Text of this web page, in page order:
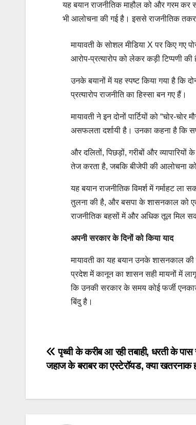
यह बयान राजनीतिक माहौल को और गरम कर
भी आलोचना की गई है। इससे राजनीतिक
मायावती के सोशल मीडिया X पर किए गए
आरोप-प्रत्यारोप को लेकर कड़ी टिप्पणी की
उनके बयानों में यह स्पष्ट किया गया है
प्रत्यारोप राजनीति का हिस्सा बन गए हैं।
मायावती ने इन दोनों पार्टियों को “चोर-
असफलता दर्शायी है। उनका कहना है कि
और दलितों, पिछड़ों, गरीबों और
तेज करता है, जबकि बीजेपी की आलोचना को
यह बयान राजनीतिक विमर्श में गर्माहट ला
तुलना की है, और बसपा के शासनकाल को
राजनीतिक बहसों में और अधिक तूल मिल
अपनी सरकार के दिनों को किया याद
मायावती का यह बयान उनके शासनकाल
प्रदेश में कानून का शासन सही मायनों में
कि उनकी सरकार के समय कोई फर्जी
बिंदु है।
Post
navigation
पृथ्वी के करीब आ रही तबाही, धरती के पास
जहाज के बराबर का एस्टेरॉयड, क्या खतरनाक